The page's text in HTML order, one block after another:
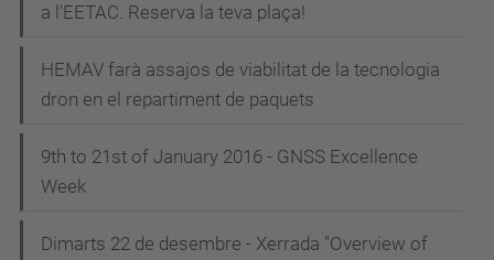
a l'EETAC. Reserva la teva plaça!
HEMAV farà assajos de viabilitat de la tecnologia
dron en el repartiment de paquets
9th to 21st of January 2016 - GNSS Excellence
Week
Dimarts 22 de desembre - Xerrada "Overview of